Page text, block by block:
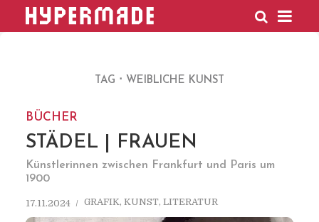
HYPERMADE
TAG WEIBLICHE KUNST
BÜCHER
STÄDEL | FRAUEN
Künstlerinnen zwischen Frankfurt und Paris um
1900
17.11.2024 GRAFIK, KUNST, LITERATUR